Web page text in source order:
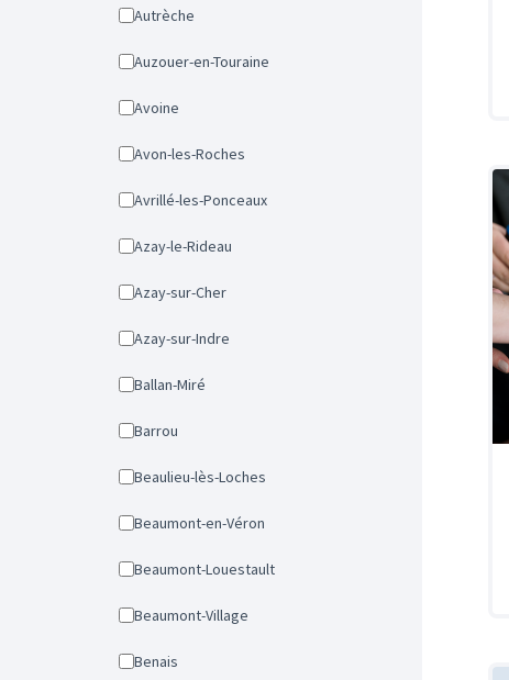
Autrèche
Auzouer-en-Touraine
Avoine
Avon-les-Roches
Avrillé-les-Ponceaux
Azay-le-Rideau
Azay-sur-Cher
Azay-sur-Indre
Ballan-Miré
Barrou
Beaulieu-lès-Loches
Beaumont-en-Véron
Beaumont-Louestault
Beaumont-Village
Benais